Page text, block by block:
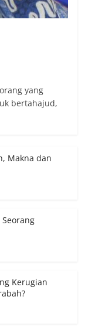
yang
bertahajud,
Makna dan
Kerugian